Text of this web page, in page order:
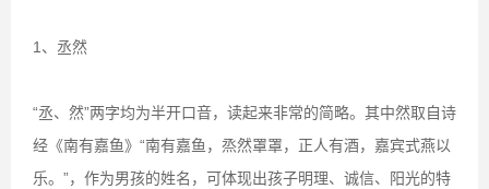
1、丞然
“丞、然”两字均为半开口音，读起来非常的简略。其中然取自诗
经《南有嘉鱼》“南有嘉鱼，烝然罩罩，正人有酒，嘉宾式燕以
乐。”，作为男孩的姓名，可体现出孩子明理、诚信、阳光的特